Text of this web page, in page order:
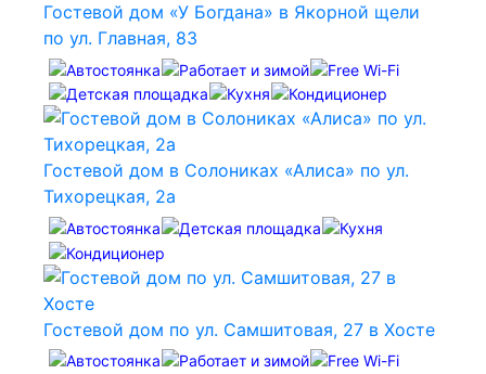
Гостевой дом «У Богдана» в Якорной щели
по ул. Главная, 83
Гостевой дом в Солониках «Алиса» по ул.
Тихорецкая, 2а
Гостевой дом по ул. Самшитовая, 27 в Хосте